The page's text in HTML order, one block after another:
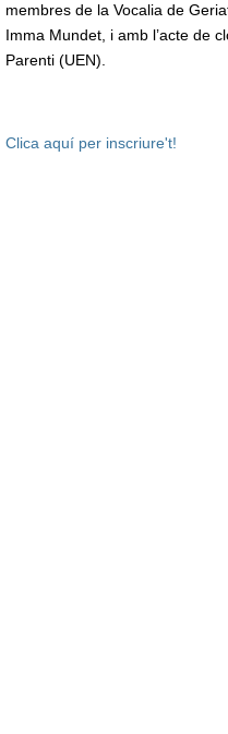
membres de la Vocalia de
Imma Mundet, i amb l’acte de
Parenti (UEN).
Clica aquí per inscriure't!